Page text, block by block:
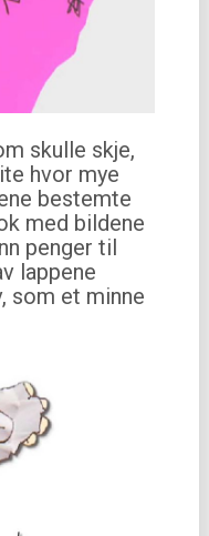
skulle skje,
hvor mye
bestemte
med bildene
penger til
lappene
som et minne